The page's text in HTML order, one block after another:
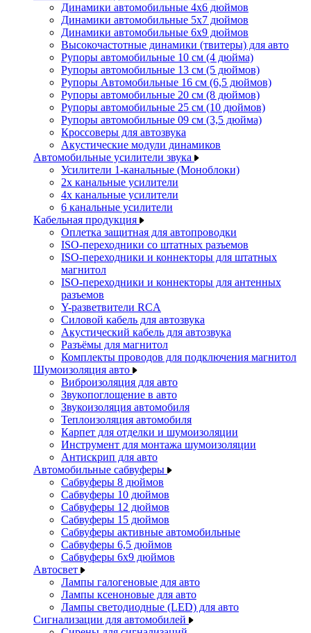
Динамики автомобильные 4x6 дюймов
Динамики автомобильные 5x7 дюймов
Динамики автомобильные 6x9 дюймов
Высокочастотные динамики (твитеры) для авто
Рупоры автомобильные 10 см (4 дюйма)
Рупоры автомобильные 13 см (5 дюймов)
Рупоры Автомобильные 16 см (6,5 дюймов)
Рупоры автомобильные 20 см (8 дюймов)
Рупоры автомобильные 25 см (10 дюймов)
Рупоры автомобильные 09 см (3,5 дюйма)
Кроссоверы для автозвука
Акустические модули динамиков
Автомобильные усилители звука
Усилители 1-канальные (Моноблоки)
2х канальные усилители
4х канальные усилители
6 канальные усилители
Кабельная продукция
Оплетка защитная для автопроводки
ISO-переходники со штатных разъемов
ISO-переходники и коннекторы для штатных
магнитол
ISO-переходники и коннекторы для антенных
разъемов
Y-разветвители RCA
Силовой кабель для автозвука
Акустический кабель для автозвука
Разъёмы для магнитол
Комплекты проводов для подключения магнитол
Шумоизоляция авто
Виброизоляция для авто
Звукопоглощение в авто
Звукоизоляция автомобиля
Теплоизоляция автомобиля
Карпет для отделки и шумоизоляции
Инструмент для монтажа шумоизоляции
Антискрип для авто
Автомобильные сабвуферы
Сабвуферы 8 дюймов
Сабвуферы 10 дюймов
Сабвуферы 12 дюймов
Сабвуферы 15 дюймов
Сабвуферы активные автомобильные
Сабвуферы 6,5 дюймов
Сабвуферы 6x9 дюймов
Автосвет
Лампы галогеновые для авто
Лампы ксеноновые для авто
Лампы светодиодные (LED) для авто
Сигнализации для автомобилей